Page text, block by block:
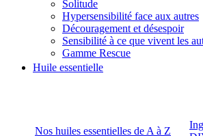
Solitude
Hypersensibilité face aux autres
Découragement et désespoir
Sensibilité à ce que vivent les
Gamme Rescue
Huile essentielle
Nos huiles essentielles de A à Z